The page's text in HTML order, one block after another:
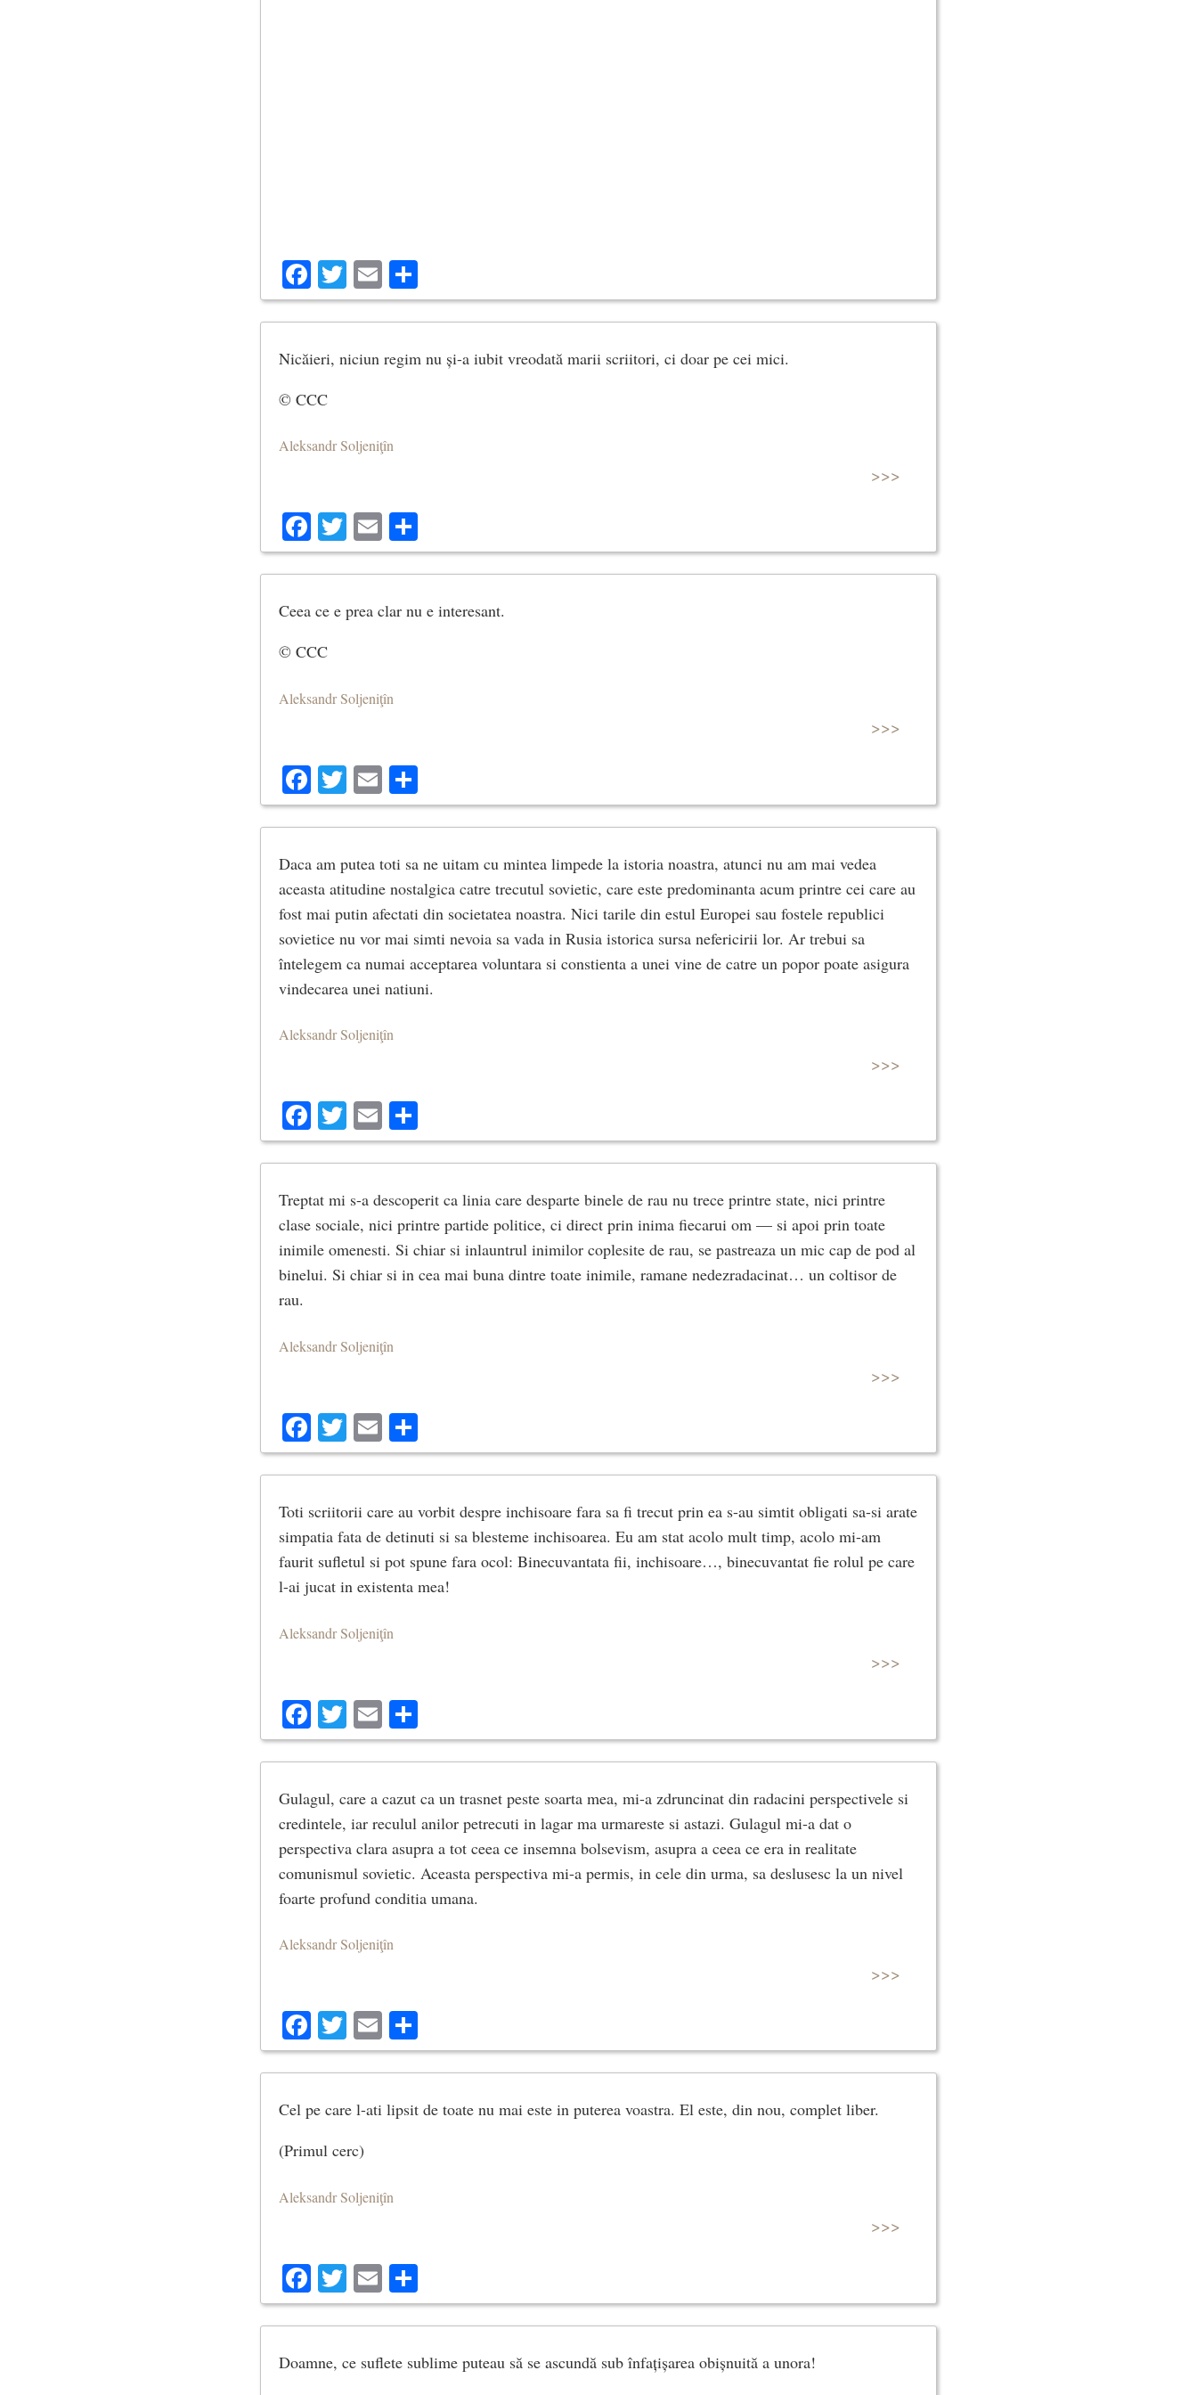
Facebook
Twitter
Email
Nicăieri, niciun regim nu și-a iubit vreodată marii scriitori, ci doar pe cei mici.
© CCC
Aleksandr Soljeniţîn
>>>
Facebook
Twitter
Email
Ceea ce e prea clar nu e interesant.
© CCC
Aleksandr Soljeniţîn
>>>
Facebook
Twitter
Email
Daca am putea toti sa ne uitam cu mintea limpede la istoria noastra, atunci nu am mai vedea
aceasta atitudine nostalgica catre trecutul sovietic, care este predominanta acum printre cei care au
fost mai putin afectati din societatea noastra. Nici tarile din estul Europei sau fostele republici
sovietice nu vor mai simti nevoia sa vada in Rusia istorica sursa nefericirii lor. Ar trebui sa
întelegem ca numai acceptarea voluntara si constienta a unei vine de catre un popor poate asigura
vindecarea unei natiuni.
Aleksandr Soljeniţîn
>>>
Facebook
Twitter
Email
Treptat mi s-a descoperit ca linia care desparte binele de rau nu trece printre state, nici printre
clase sociale, nici printre partide politice, ci direct prin inima fiecarui om — si apoi prin toate
inimile omenesti. Si chiar si inlauntrul inimilor coplesite de rau, se pastreaza un mic cap de pod al
binelui. Si chiar si in cea mai buna dintre toate inimile, ramane nedezradacinat… un coltisor de
rau.
Aleksandr Soljeniţîn
>>>
Facebook
Twitter
Email
Toti scriitorii care au vorbit despre inchisoare fara sa fi trecut prin ea s-au simtit obligati sa-si arate
simpatia fata de detinuti si sa blesteme inchisoarea. Eu am stat acolo mult timp, acolo mi-am
faurit sufletul si pot spune fara ocol: Binecuvantata fii, inchisoare…, binecuvantat fie rolul pe care
l-ai jucat in existenta mea!
Aleksandr Soljeniţîn
>>>
Facebook
Twitter
Email
Gulagul, care a cazut ca un trasnet peste soarta mea, mi-a zdruncinat din radacini perspectivele si
credintele, iar reculul anilor petrecuti in lagar ma urmareste si astazi. Gulagul mi-a dat o
perspectiva clara asupra a tot ceea ce insemna bolsevism, asupra a ceea ce era in realitate
comunismul sovietic. Aceasta perspectiva mi-a permis, in cele din urma, sa deslusesc la un nivel
foarte profund conditia umana.
Aleksandr Soljeniţîn
>>>
Facebook
Twitter
Email
Cel pe care l-ati lipsit de toate nu mai este in puterea voastra. El este, din nou, complet liber.
(Primul cerc)
Aleksandr Soljeniţîn
>>>
Facebook
Twitter
Email
Doamne, ce suflete sublime puteau să se ascundă sub înfațișarea obișnuită a unora!